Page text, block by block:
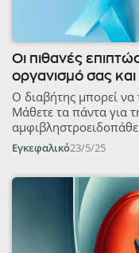
Οι πιθανές
οργανισμό σας
Ο διαβήτης μπορεί να
Μάθετε τα πάντα για
Εγκεφαλικό23/5/25